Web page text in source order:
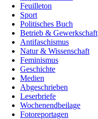
Feuilleton
Sport
Politisches Buch
Betrieb & Gewerkschaft
Antifaschismus
Natur & Wissenschaft
Feminismus
Geschichte
Medien
Abgeschrieben
Leserbriefe
Wochenendbeilage
Fotoreportagen